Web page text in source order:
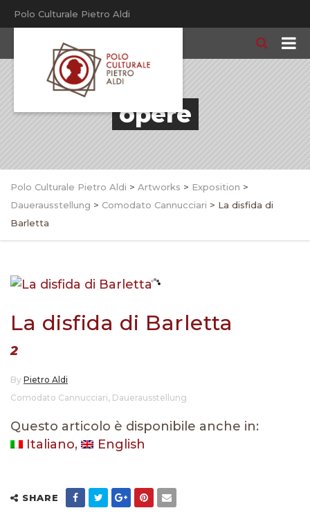
Polo Culturale Pietro Aldi
opere
Polo Culturale Pietro Aldi > Artworks > Exposition >
Dauerausstellung > Comodato Cannucciari > La disfida di
Barletta
La disfida di Barletta
2
By Pietro Aldi
Comodato Cannucciari, Dauerausstellung
Questo articolo è disponibile anche in:
Italiano
English
SHARE